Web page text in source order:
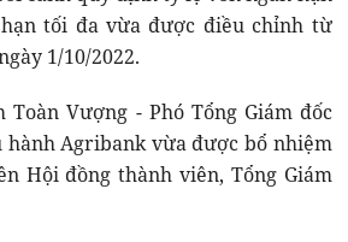
tối đa vừa được điều chỉnh từ
1/10/2022.
Toàn Vượng - Phó Tổng Giám đốc
hành Agribank vừa được bổ nhiệm
Hội đồng thành viên, Tổng Giám